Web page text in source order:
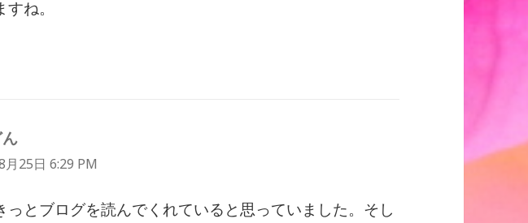
ね。
り:
月25日 6:29 PM
っとブログを読んでくれていると思っていました。そし